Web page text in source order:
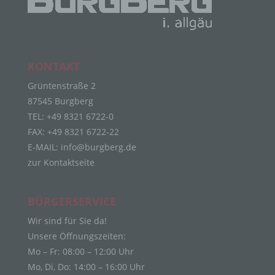
KONTAKT
Grüntenstraße 2
87545 Burgberg
TEL: +49 8321 6722-0
FAX: +49 8321 6722-22
E-MAIL: info@burgberg.de
zur Kontaktseite
BÜRGERSERVICE
Wir sind für Sie da!
Unsere Öffnungszeiten:
Mo – Fr: 08:00 – 12:00 Uhr
Mo, Di, Do: 14:00 – 16:00 Uhr
identifiziert werden kann.
personenbezogene Daten von dem für die
Verarbeitung Verantwortlichen verarbeitet werden.
c) Verarbeitung
Verarbeitung ist jeder mit oder ohne Hilfe
automatisierter Verfahren ausgeführte Vorgang
oder jede solche Vorgangsreihe im
Zusammenhang mit personenbezogenen Daten
Veränderung, das Auslesen, das Abfragen, die
Verwendung, die Offenlegung durch Übermittlung,
Verbreitung oder eine andere Form der
Bereitstellung, den Abgleich oder die Verknüpfung,
die Einschränkung, das Löschen oder die
Vernichtung.